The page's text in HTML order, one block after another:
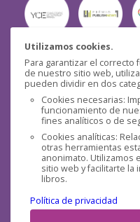
Utilizamos cookies.
Para garantizar el correcto
de nuestro sitio web,
pueden dividir en dos
Cookies necesarias:
funcionamiento de
fines analíticos o de
Cookies analíticas:
otras herramientas
anonimato. Utilizamos
sitio web y facilitarte
libros.
Política de privacidad